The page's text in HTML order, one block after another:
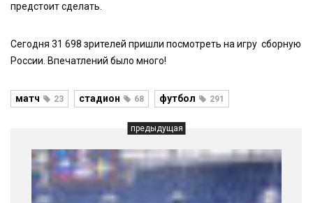
предстоит сделать.
Сегодня 31 698 зрителей пришли посмотреть на игру сборную
России. Впечатлений было много!
матч 23 стадион 68 футбол 291
предыдущая